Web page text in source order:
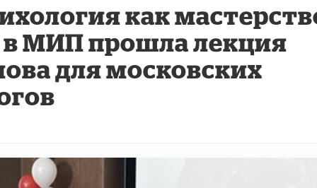
как
в МИП прошла лекция
для московских